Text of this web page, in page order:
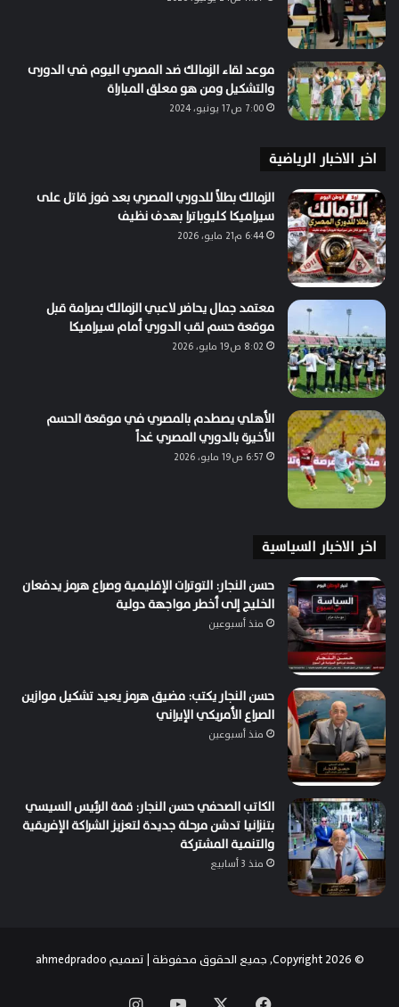
موعد لقاء الزمالك ضد المصري اليوم في الدورى
والتشكيل ومن هو معلق المباراة
7:00 ص17 يونيو، 2024
اخر الاخبار الرياضية
الزمالك بطلاً للدوري المصري بعد فوز قاتل على
سيراميكا كليوباترا بهدف نظيف
6:44 م21 مايو، 2026
معتمد جمال يحاضر لاعبي الزمالك بصرامة قبل
موقعة حسم لقب الدوري أمام سيراميكا
8:02 ص19 مايو، 2026
الأهلي يصطدم بالمصري في موقعة الحسم
الأخيرة بالدوري المصري غداً
6:57 ص19 مايو، 2026
اخر الاخبار السياسية
حسن النجار: التوترات الإقليمية وصراع هرمز يدفعان
الخليج إلى أخطر مواجهة دولية
منذ أسبوعين
حسن النجار يكتب: مضيق هرمز يعيد تشكيل موازين
الصراع الأمريكي الإيراني
منذ أسبوعين
الكاتب الصحفي حسن النجار: قمة الرئيس السيسي
بتنزانيا تدشن مرحلة جديدة لتعزيز الشراكة الإفريقية
والتنمية المشتركة
منذ 3 أسابيع
© Copyright 2026, جميع الحقوق محفوظة | تصميم ahmedpradoo